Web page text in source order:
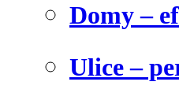
Domy –
Ulice –